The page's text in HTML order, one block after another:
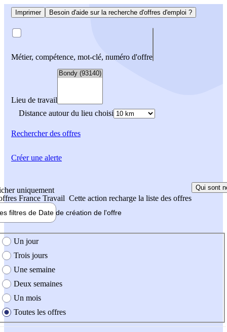
Imprimer Besoin d'aide sur la recherche d'offres d'emploi ?
Métier, compétence, mot-clé, numéro d'offre
Lieu de travail
Distance autour du lieu choisi
Rechercherdes offres
uniquement
France Travail Cette action recharge la liste des offres
Qui sont
filtres de Date de création de l'offre
création de l'offre
Un jour
Trois jours
Une semaine
Deux semaines
Un mois
Toutes les offres
Créer une alerte